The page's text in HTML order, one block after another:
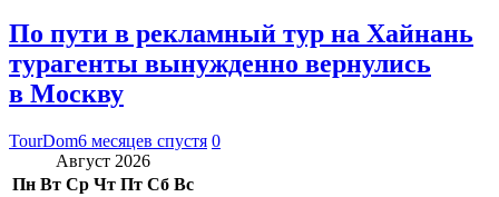
По пути в рекламный тур на Хайнань
турагенты вынужденно вернулись
в Москву
TourDom6 месяцев спустя 0
Август 2026
Пн Вт Ср Чт Пт Сб Вс